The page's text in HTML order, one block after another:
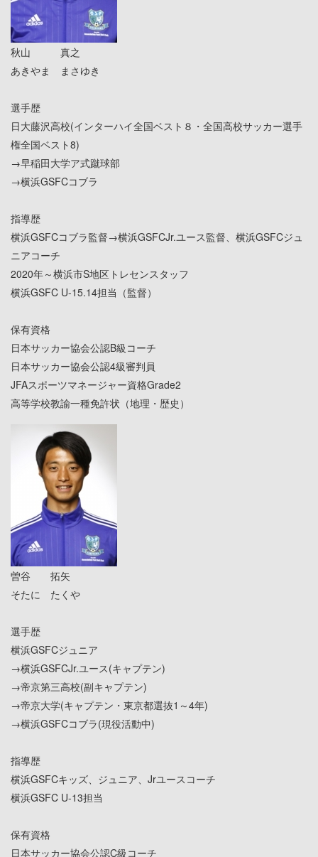
秋山 真之
あきやま まさゆき
選手歴
日大藤沢高校(インターハイ全国ベスト８・全国高校サッカー選手
権全国ベスト8)
→早稲田大学ア式蹴球部
→横浜GSFCコブラ
指導歴
横浜GSFCコブラ監督→横浜GSFCJr.ユース監督、横浜GSFCジュ
ニアコーチ
2020年～横浜市S地区トレセンスタッフ
横浜GSFC U-15.14担当（監督）
保有資格
日本サッカー協会公認B級コーチ
日本サッカー協会公認4級審判員
JFAスポーツマネージャー資格Grade2
高等学校教諭一種免許状（地理・歴史）
曽谷 拓矢
そたに たくや
選手歴
横浜GSFCジュニア
→横浜GSFCJr.ユース(キャプテン)
→帝京第三高校(副キャプテン)
→帝京大学(キャプテン・東京都選抜1～4年)
→横浜GSFCコブラ(現役活動中)
指導歴
横浜GSFCキッズ、ジュニア、Jrユースコーチ
横浜GSFC U-13担当
保有資格
日本サッカー協会公認C級コーチ